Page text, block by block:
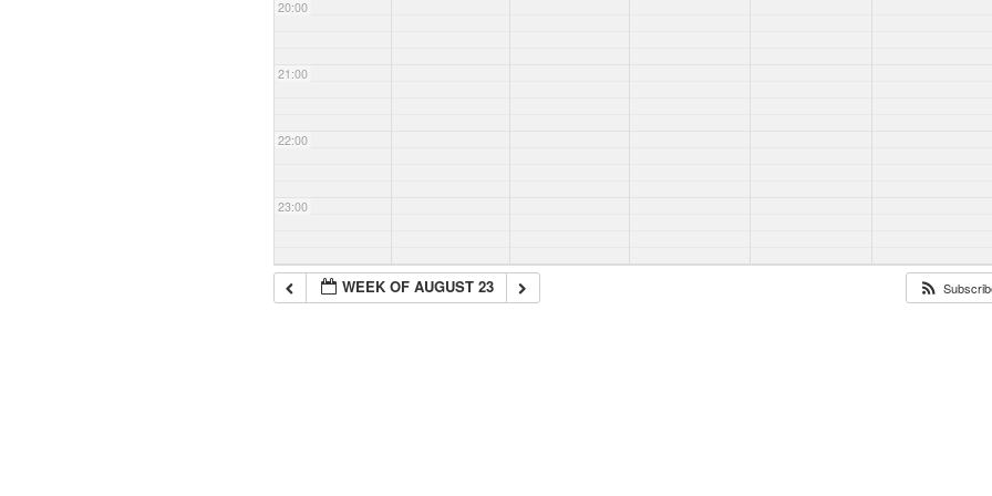
20:00
21:00
22:00
23:00
WEEK OF AUGUST 23